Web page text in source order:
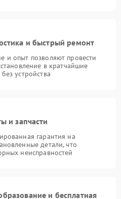
и быстрый ремонт
и опыт позволяют провести
в кратчайшие
устройства
и запчасти
гарантия на
детали, что
неисправностей
и бесплатная